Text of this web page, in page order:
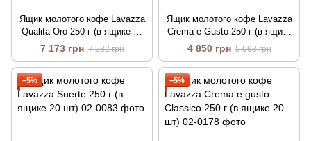
Ящик молотого кофе Lavazza
Qualita Oro 250 г (в ящике 20
шт)
7 173 грн 7 532 грн
Ящик молотого кофе Lavazza
Crema e Gusto 250 г (в ящике
20 шт)
4 850 грн 5 093 грн
−5% −5%